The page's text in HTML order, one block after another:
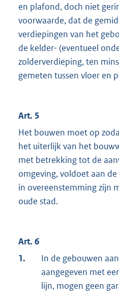
en plafond, doch niet
voorwaarde, dat de
verdiepingen van het
de kelder- (eventueel
zolderverdieping, ten
gemeten tussen vloer en
Art. 5
Het bouwen moet op
het uiterlijk van het
met betrekking tot de
omgeving, voldoet aan
in overeenstemming zijn
oude stad.
Art. 6
1.
In de gebouwen
aangegeven met
lijn, mogen geen